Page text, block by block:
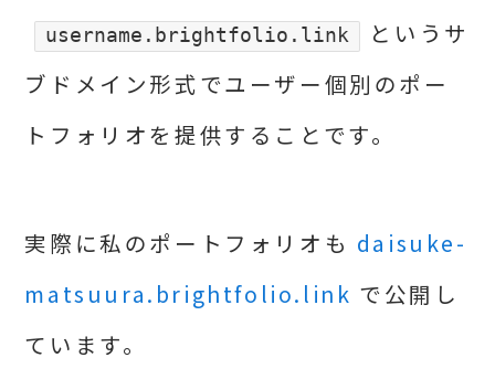
username.brightfolio.link
というサ
ブドメイン形式でユーザー個別のポー
トフォリオを提供することです。
実際に私のポートフォリオも daisuke-
matsuura.brightfolio.link で公開し
ています。